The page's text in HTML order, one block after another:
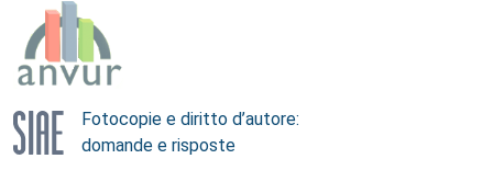
Fotocopie e diritto d’autore:
domande e risposte